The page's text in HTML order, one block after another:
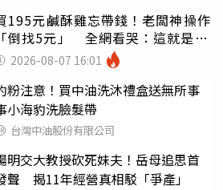
195元鹹酥雞忘帶錢！老闆神操作
「倒找5元」 全網看哭：這就是台
2026-08-07 16:01
粉注意！買中油洗沐禮盒送無所事
小海豹洗臉髮帶
台灣中油股份有限公司
明交大教授砍死妹夫！岳母追思首
聲 揭11年經營真相駁「爭產」